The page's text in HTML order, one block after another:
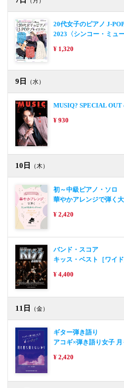
20代女子のピアノ J-
2023〈シンコー・ミュ
¥ 1,320
9日 （水）
MUSIQ? SPECIAL OUT
¥ 930
10日 （木）
初～中級ピアノ・ソロ
華やかアレンジで弾く
¥ 2,420
バンド・スコア
キッス・ベスト［ワイド
¥ 4,400
11日 （金）
ギター弾き語り
アコギ×弾き語り女子
¥ 2,420